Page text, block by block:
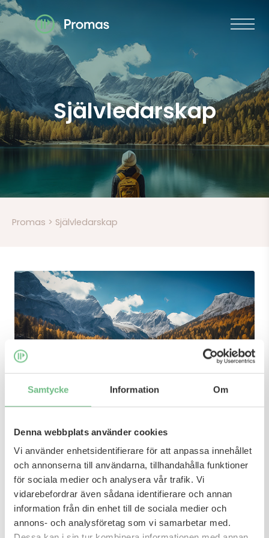
Samtycke Information Om
Denna webbplats använder cookies
Vi använder enhetsidentifierare för att anpassa innehållet
och annonserna till användarna, tillhandahålla funktioner
för sociala medier och analysera vår trafik. Vi
vidarebefordrar även sådana identifierare och annan
information från din enhet till de sociala medier och
annons- och analysföretag som vi samarbetar med.
Meny
Självledarskap
7547
Promas > Självledarskap